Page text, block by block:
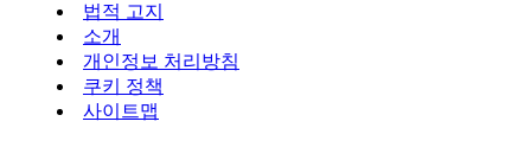
법적 고지
소개
개인정보 처리방침
쿠키 정책
사이트맵